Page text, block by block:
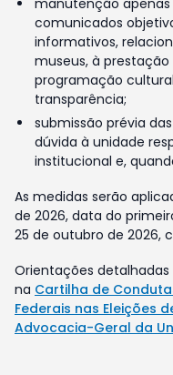
manutenção apenas
comunicados
informativos,
museus, à prestação
programação
transparência;
submissão prévia
dúvida à unidade
institucional e,
As medidas serão
de 2026, data do
25 de outubro de 2026,
Orientações
na Cartilha de
Federais nas Eleições
Advocacia-Geral da